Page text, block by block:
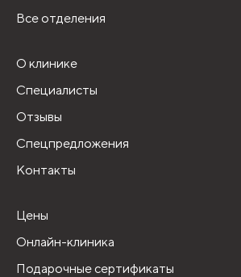
Все отделения
О клинике
Специалисты
Отзывы
Спецпредложения
Контакты
Цены
Онлайн-клиника
Подарочные сертификаты